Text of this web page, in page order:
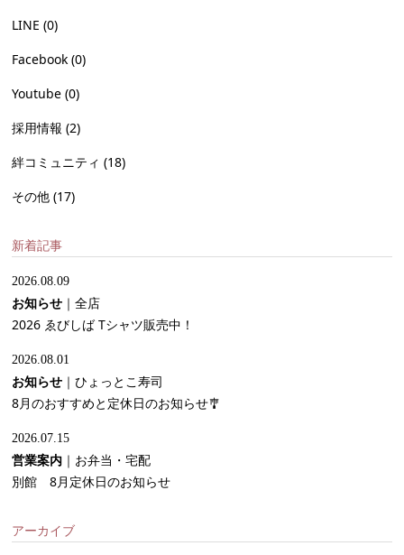
LINE(0)
Facebook(0)
Youtube(0)
採用情報(2)
絆コミュニティ(18)
その他(17)
新着記事
2026.08.09
お知らせ ｜全店
2026 ゑびしば Tシャツ販売中！
2026.08.01
お知らせ ｜ひょっとこ寿司
8月のおすすめと定休日のお知らせ🎐
2026.07.15
営業案内 ｜ お弁当・宅配
別館 8月定休日のお知らせ
アーカイブ